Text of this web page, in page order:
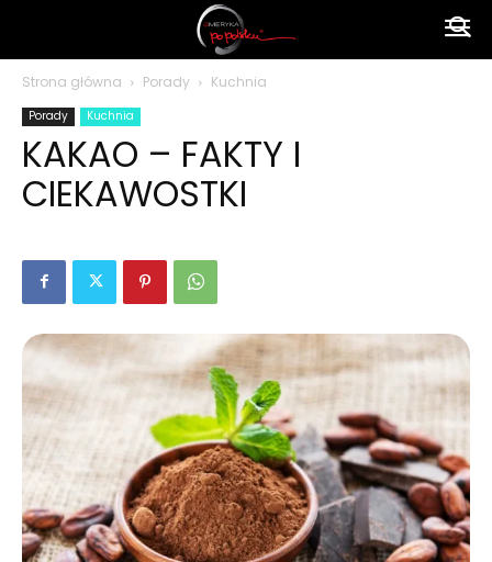
Strona główna Porady Kuchnia
Porady Kuchnia
KAKAO – FAKTY I
CIEKAWOSTKI